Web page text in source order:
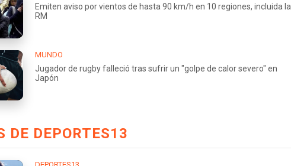
Emiten aviso por vientos de hasta 90 km/h en 10 regiones, incluida la
RM
MUNDO
Jugador de rugby falleció tras sufrir un "golpe de calor severo" en
Japón
DE DEPORTES13